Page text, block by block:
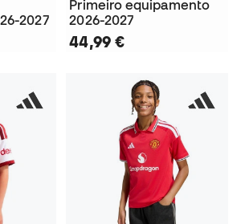
2027
Primeiro equipamento
2026-2027
44,99 €